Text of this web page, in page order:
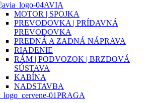
AVIA
MOTOR | SPOJKA
PREVODOVKA | PRÍDAVNÁ
PREVODOVKA
PREDNÁ A ZADNÁ NÁPRAVA
RIADENIE
RÁM | PODVOZOK | BRZDOVÁ
SÚSTAVA
KABÍNA
NADSTAVBA
PRAGA